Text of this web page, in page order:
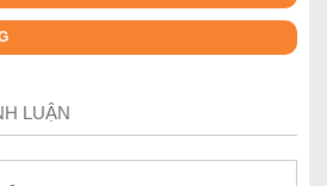
LUẬN